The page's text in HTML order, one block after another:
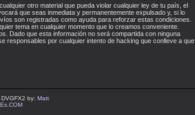
otro material que pueda violar cualquier ley de tu país, el
que seas inmediata y permanentemente expulsado y, si lo
son registradas como ayuda para reforzar estas condiciones.
tema en cualquier momento que lo creamos conveniente.
Dado que esta información no será compartida con ninguna
responsables por cualquier intento de hacking que conlleve a que
by: Matt